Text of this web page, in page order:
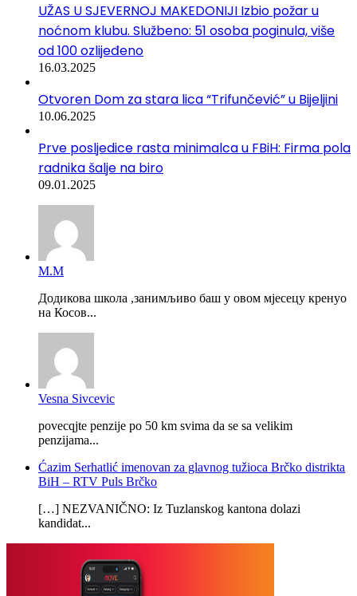
UŽAS U SJEVERNOJ MAKEDONIJI Izbio požar u
noćnom klubu. Službeno: 51 osoba poginula, više
od 100 ozlijeđeno
16.03.2025
Otvoren Dom za stara lica “Trifunčević” u Bijeljini
10.06.2025
Prve posljedice rasta minimalca u FBiH: Firma pola
radnika šalje na biro
09.01.2025
М.М
Додикова школа ,занимљиво баш у овом мјесецу кренуо
на Косов...
Vesna Sivcevic
povecqjte penzije po 50 km svima da se sa velikim
penzijama...
Ćazim Serhatlić imenovan za glavnog tužioca Brčko distrikta
BiH – RTV Puls Brčko
[…] NEZVANIČNO: Iz Tuzlanskog kantona dolazi
kandidat...